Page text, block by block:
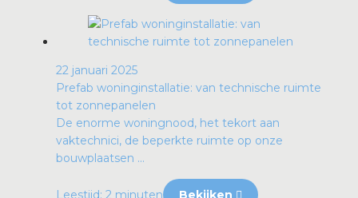
22 januari 2025
Prefab woninginstallatie: van technische ruimte
tot zonnepanelen
De enorme woningnood, het tekort aan
vaktechnici, de beperkte ruimte op onze
bouwplaatsen ...
Leestijd: 2 minuten Bekijken